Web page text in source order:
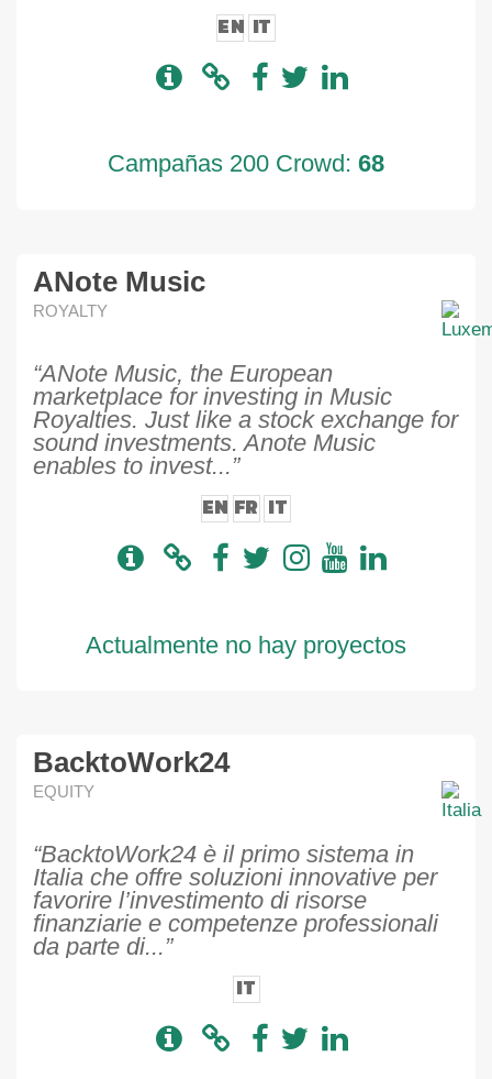
EN IT
Campañas 200 Crowd: 68
ANote Music
ROYALTY
“ANote Music, the European
marketplace for investing in Music
Royalties. Just like a stock exchange for
sound investments. Anote Music
enables to invest...”
EN FR IT
Actualmente no hay proyectos
BacktoWork24
EQUITY
“BacktoWork24 è il primo sistema in
Italia che offre soluzioni innovative per
favorire l’investimento di risorse
finanziarie e competenze professionali
da parte di...”
IT